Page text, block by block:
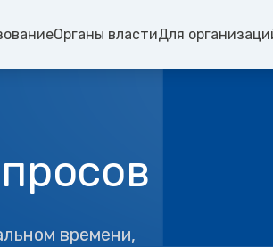
Органы властиДля
времени,